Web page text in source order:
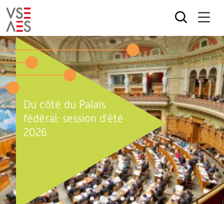
Aller
au
contenu
principal
Du côté du Palais
fédéral: session d'été
2026
1 2 3 4 5